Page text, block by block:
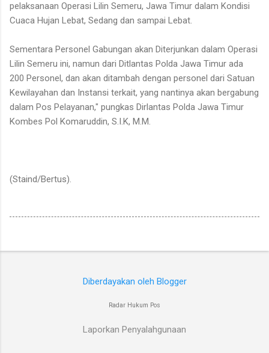
pelaksanaan Operasi Lilin Semeru, Jawa Timur dalam Kondisi
Cuaca Hujan Lebat, Sedang dan sampai Lebat.
Sementara Personel Gabungan akan Diterjunkan dalam Operasi
Lilin Semeru ini, namun dari Ditlantas Polda Jawa Timur ada
200 Personel, dan akan ditambah dengan personel dari Satuan
Kewilayahan dan Instansi terkait, yang nantinya akan bergabung
dalam Pos Pelayanan," pungkas Dirlantas Polda Jawa Timur
Kombes Pol Komaruddin, S.I.K, M.M.
(Staind/Bertus).
Diberdayakan oleh Blogger
Radar Hukum Pos
Laporkan Penyalahgunaan